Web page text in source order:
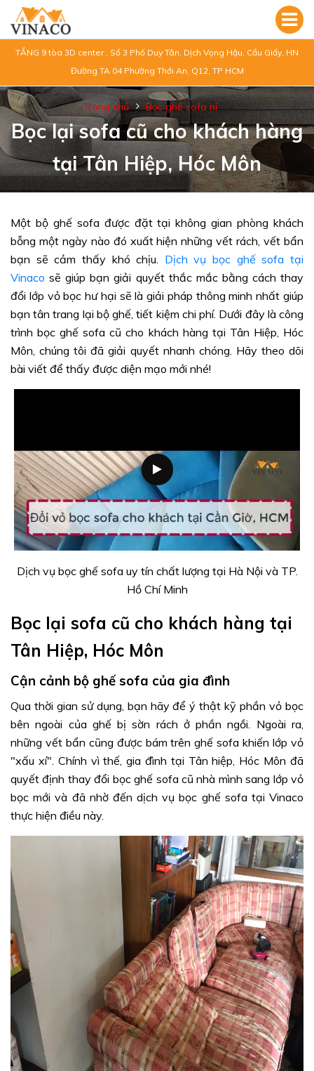
TẦNG 9 tòa 3D center , Số 3 Phố Duy Tân, Dịch Vọng Hậu, Cầu Giấy, HN
Đường TA 04 Phường Thới An, Q12, TP HCM
Trang chủ Bọc ghế sofa nỉ
Bọc lại sofa cũ cho khách hàng
tại Tân Hiệp, Hóc Môn
Một bộ ghế sofa được đặt tại không gian phòng khách
bỗng một ngày nào đó xuất hiện những vết rách, vết bẩn
bạn sẽ cảm thấy khó chịu. Dịch vụ bọc ghế sofa tại
Vinaco sẽ giúp bạn giải quyết thắc mắc bằng cách thay
đổi lớp vỏ bọc hư hại sẽ là giải pháp thông minh nhất giúp
bạn tân trang lại bộ ghế, tiết kiệm chi phí. Dưới đây là công
trình bọc ghế sofa cũ cho khách hàng tại Tân Hiệp, Hóc
Môn, chúng tôi đã giải quyết nhanh chóng. Hãy theo dõi
bài viết để thấy được diện mạo mới nhé!
Dịch vụ bọc ghế sofa uy tín chất lượng tại Hà Nội và TP.
Hồ Chí Minh
Bọc lại sofa cũ cho khách hàng tại
Tân Hiệp, Hóc Môn
Cận cảnh bộ ghế sofa của gia đình
Qua thời gian sử dụng, bạn hãy để ý thật kỹ phần vỏ bọc
bên ngoài của ghế bị sờn rách ở phần ngồi. Ngoài ra,
những vết bẩn cũng được bám trên ghế sofa khiến lớp vỏ
"xấu xí". Chính vì thế, gia đình tại Tân hiệp, Hóc Môn đã
quyết định thay đổi bọc ghế sofa cũ nhà mình sang lớp vỏ
bọc mới và đã nhờ đến dịch vụ bọc ghế sofa tại Vinaco
thực hiện điều này.